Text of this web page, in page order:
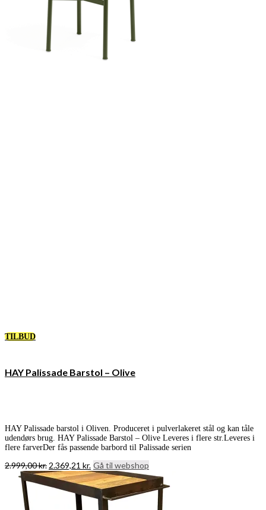
TILBUD
HAY Palissade Barstol – Olive
HAY Palissade barstol i Oliven. Produceret i pulverlakeret stål og kan tåle
udendørs brug. HAY Palissade Barstol – Olive Leveres i flere str.Leveres i
flere farverDer fås passende barbord til Palissade serien
2.999,00kr. Den
oprindelige
pris
var:
2.999,00 kr..
2.369,21 kr. Den
aktuelle
pris
2.369,21 kr..
Gå til webshop